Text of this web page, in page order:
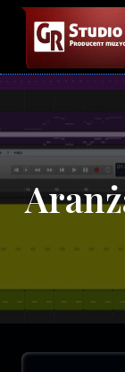
Przejdź
treści